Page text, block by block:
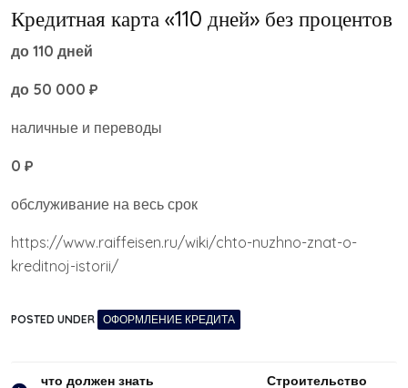
Кредитная карта «110 дней» без процентов
до 110 дней
до 50 000 ₽
наличные и переводы
0 ₽
обслуживание на весь срок
https://www.raiffeisen.ru/wiki/chto-nuzhno-znat-o-
kreditnoj-istorii/
POSTED UNDER ОФОРМЛЕНИЕ КРЕДИТА
что должен знать
Строительство